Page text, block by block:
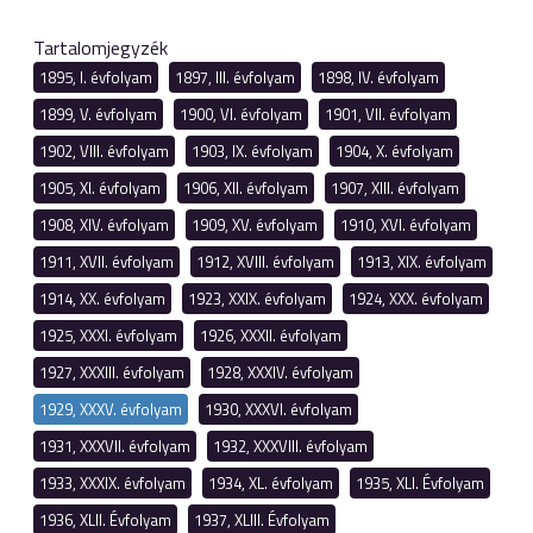
Tartalomjegyzék
1895, I. évfolyam 1897, III. évfolyam
1898, IV. évfolyam
1899, V. évfolyam
1900, VI. évfolyam
1901, VII. évfolyam
1902, VIII. évfolyam
1903, IX. évfolyam
1904, X. évfolyam
1905, XI. évfolyam
1906, XII. évfolyam
1907, XIII. évfolyam
1908, XIV. évfolyam
1909, XV. évfolyam
1910, XVI. évfolyam
1911, XVII. évfolyam
1912, XVIII. évfolyam
1913, XIX. évfolyam
1914, XX. évfolyam
1923, XXIX. évfolyam
1924, XXX. évfolyam
1925, XXXI. évfolyam
1926, XXXII. évfolyam
1927, XXXIII. évfolyam
1928, XXXIV. évfolyam
1929, XXXV. évfolyam
1930, XXXVI. évfolyam
1931, XXXVII. évfolyam
1932, XXXVIII. évfolyam
1933, XXXIX. évfolyam
1934, XL. évfolyam
1935, XLI. Évfolyam
1936, XLII. Évfolyam
1937, XLIII. Évfolyam